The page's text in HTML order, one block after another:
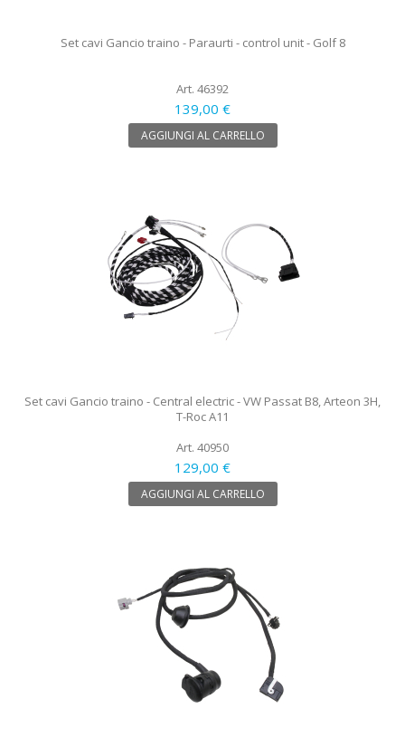
Set cavi Gancio traino - Paraurti - control unit - Golf 8
Art. 46392
139,00 €
AGGIUNGI AL CARRELLO
Set cavi Gancio traino - Central electric - VW Passat B8, Arteon 3H,
T-Roc A11
Art. 40950
129,00 €
AGGIUNGI AL CARRELLO